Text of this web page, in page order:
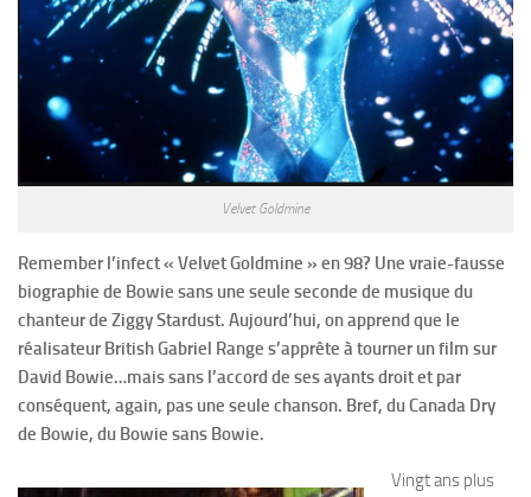
Velvet Goldmine
Remember l’infect « Velvet Goldmine » en 98? Une vraie-fausse
biographie de Bowie sans une seule seconde de musique du
chanteur de Ziggy Stardust. Aujourd’hui, on apprend que le
réalisateur British Gabriel Range s’apprête à tourner un film sur
David Bowie…mais sans l’accord de ses ayants droit et par
conséquent, again, pas une seule chanson. Bref, du Canada Dry
de Bowie, du Bowie sans Bowie.
Vingt ans plus